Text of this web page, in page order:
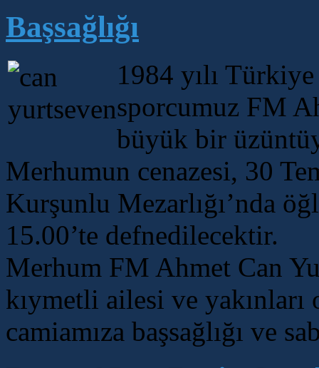
Başsağlığı
1984 yılı
sporcumuz FM
büyük bir
Merhumun cenazesi, 30
Kurşunlu Mezarlığı’nda
15.00’te defnedilecektir.
Merhum FM Ahmet Can
kıymetli ailesi ve
camiamıza başsağlığı ve